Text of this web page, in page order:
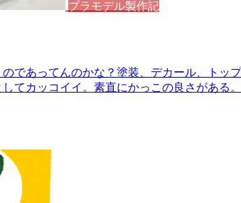
プラモデル製作記
であってんのかな？塗装、デカール、トッ
てカッコイイ。素直にかっこの良さがある